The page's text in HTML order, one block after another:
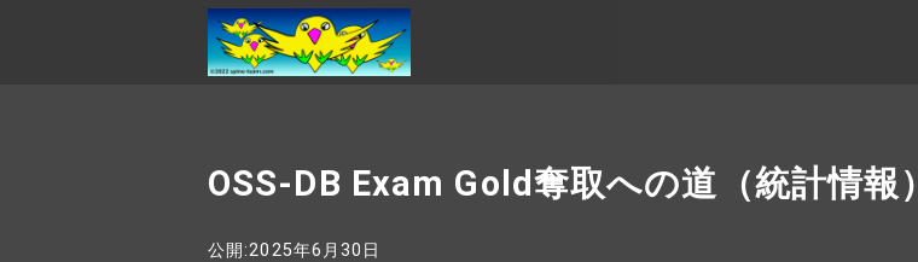
OSS-DB Exam Gold奪取への道（統計情報）
公開:2025年6月30日